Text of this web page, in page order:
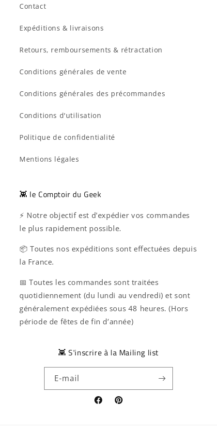
Contact
Expéditions & livraisons
Retours, remboursements & rétractation
Conditions générales de vente
Conditions générales des précommandes
Conditions d'utilisation
Politique de confidentialité
Mentions légales
👾 le Comptoir du Geek
⚡ Notre objectif est d'expédier vos commandes
le plus rapidement possible.
📦 Toutes nos expéditions sont effectuées depuis
la France.
📅 Toutes les commandes sont traitées
quotidiennement (du lundi au vendredi) et sont
généralement expédiées sous 48 heures. (Hors
période de fêtes de fin d’année)
👾 S'inscrire à la Mailing list
E-mail
FacebookPinterest